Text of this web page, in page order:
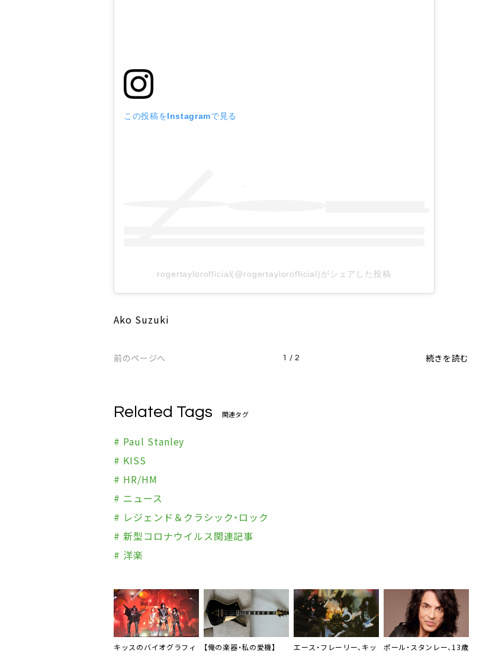
この投稿をInstagramで見る
rogertaylorofficial(@rogertaylorofficial)がシェアした投稿
Ako Suzuki
前のページへ 1 / 2 続きを読む
Related Tags 関連タグ
# Paul Stanley
# KISS
# HR/HM
# ニュース
# レジェンド＆クラシック・ロック
# 新型コロナウイルス関連記事
# 洋楽
キッスのバイオグラフィ
【俺の楽器・私の愛機】
エース・フレーリー、キッ
ポール・スタンレー、13歳